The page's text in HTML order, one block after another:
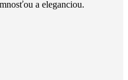
a eleganciou.